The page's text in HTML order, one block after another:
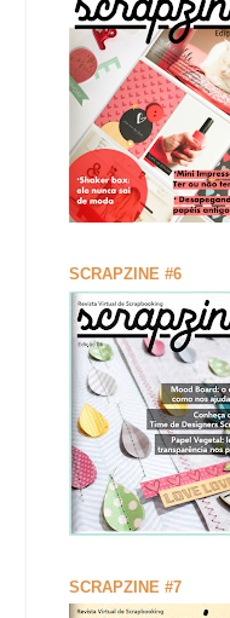
SCRAPZINE #6
SCRAPZINE #7